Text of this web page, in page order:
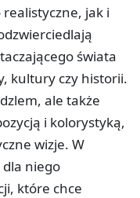
jak i
świata
kultury czy historii.
ale także
i kolorystyką,
wizje. W
niego
które chce